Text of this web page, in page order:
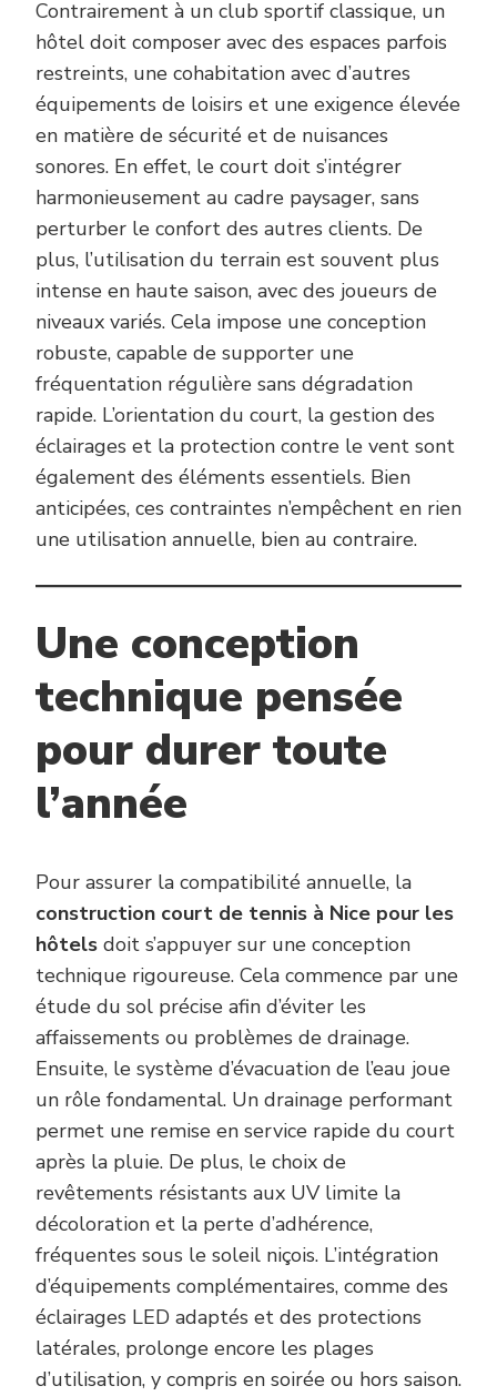
Contrairement à un club sportif classique, un
hôtel doit composer avec des espaces parfois
restreints, une cohabitation avec d’autres
équipements de loisirs et une exigence élevée
en matière de sécurité et de nuisances
sonores. En effet, le court doit s’intégrer
harmonieusement au cadre paysager, sans
perturber le confort des autres clients. De
plus, l’utilisation du terrain est souvent plus
intense en haute saison, avec des joueurs de
niveaux variés. Cela impose une conception
robuste, capable de supporter une
fréquentation régulière sans dégradation
rapide. L’orientation du court, la gestion des
éclairages et la protection contre le vent sont
également des éléments essentiels. Bien
anticipées, ces contraintes n’empêchent en rien
une utilisation annuelle, bien au contraire.
Une conception
technique pensée
pour durer toute
l’année
Pour assurer la compatibilité annuelle, la
construction court de tennis à Nice pour les
hôtels doit s’appuyer sur une conception
technique rigoureuse. Cela commence par une
étude du sol précise afin d’éviter les
affaissements ou problèmes de drainage.
Ensuite, le système d’évacuation de l’eau joue
un rôle fondamental. Un drainage performant
permet une remise en service rapide du court
après la pluie. De plus, le choix de
revêtements résistants aux UV limite la
décoloration et la perte d’adhérence,
fréquentes sous le soleil niçois. L’intégration
d’équipements complémentaires, comme des
éclairages LED adaptés et des protections
latérales, prolonge encore les plages
d’utilisation, y compris en soirée ou hors saison.